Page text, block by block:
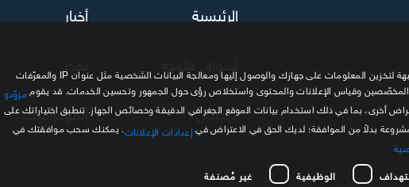
الرئيسية أخبار
ديجيتال
إنفوغرافيك
نيوز عربية اتصل بنا
نحن وشركاؤنا نستخدم ملفات تعريف الارتباط وتقنيات مشابهة لتخزين المعلومات على جهازك والوصول إليها ومعالجة البيانات الشخصية مثل عنوان IP والمعرّفات
المخصّصين وقياس الإعلانات والمحتوى واستخلاص رؤى حول الجمهور وتحسين الخدمات. قد يقوم مزوّدو
أخرى، بما في ذلك استخدام بيانات الموقع الجغرافي الدقيقة وخصائص الجهاز. تنطبق اختياراتك على
بدلاً من الموافقة؛ لديك الحق في الاعتراض في إعدادات الإعلانات . يمكنك سحب موافقتك في
الوظيفية غير مُصنفة